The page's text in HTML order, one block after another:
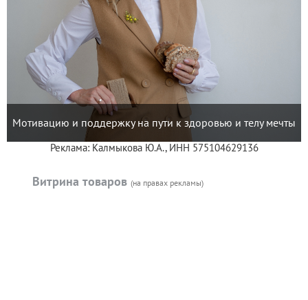
Мотивацию и поддержку на пути к здоровью и телу мечты
Реклама: Калмыкова Ю.А., ИНН 575104629136
Витрина товаров (на правах рекламы)